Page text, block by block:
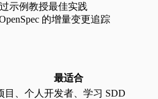
示例教授最佳实践
的增量变更追踪
最适合
目、个人开发者、学习 SDD